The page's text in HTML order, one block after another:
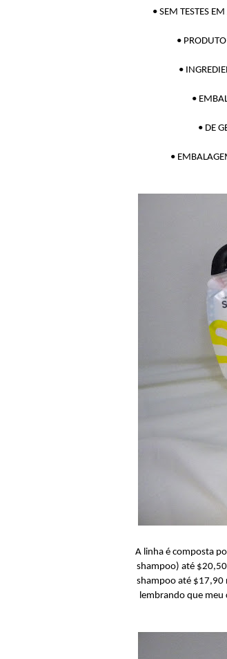
• SEM TESTES
•
•
•
• DE
•
A linha é composta
shampoo) até
shampoo até $17,90
lembrando que meu